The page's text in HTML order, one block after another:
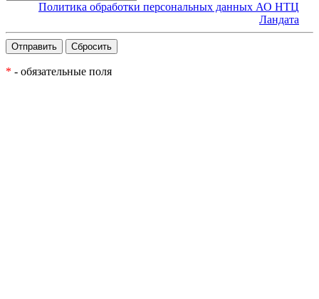
Политика обработки персональных данных АО НТЦ
Ландата
* - обязательные поля